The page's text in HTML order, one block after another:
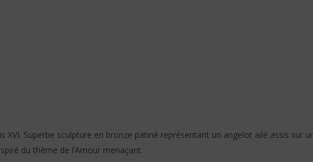
Superbe sculpture en bronze patiné représentant un angelot ailé assis sur
du thème de l’Amour menaçant.